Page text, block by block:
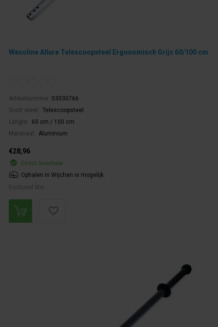
Wecoline Allure Telescoopsteel Ergonomisch Grijs 60/100 cm
Artikelnummer: 03030766
Soort steel:
Telescoopsteel
Lengte:
60 cm / 100 cm
Materiaal:
Aluminium
€28,96
Direct leverbaar
Ophalen in Wijchen is mogelijk.
Exclusief btw.